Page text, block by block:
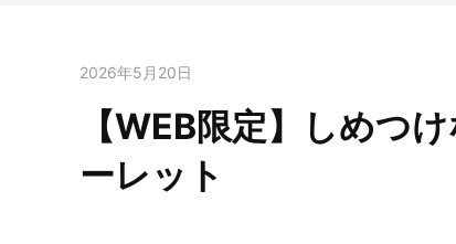
中川政七
2026年5月20日
【WEB限定】しめつ
ーレット